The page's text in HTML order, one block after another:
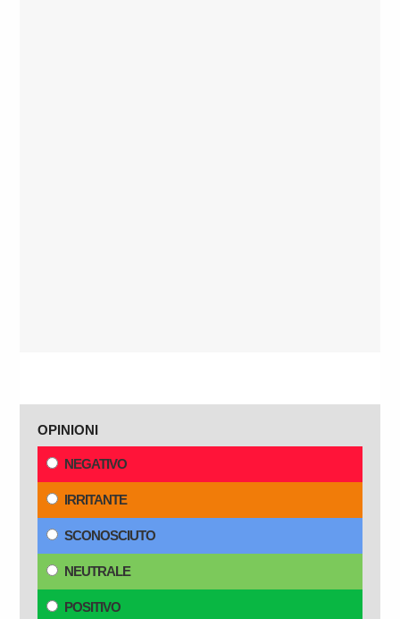
OPINIONI
NEGATIVO
IRRITANTE
SCONOSCIUTO
NEUTRALE
POSITIVO